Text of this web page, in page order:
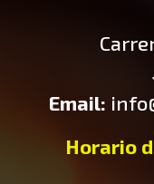
Email:
Horario